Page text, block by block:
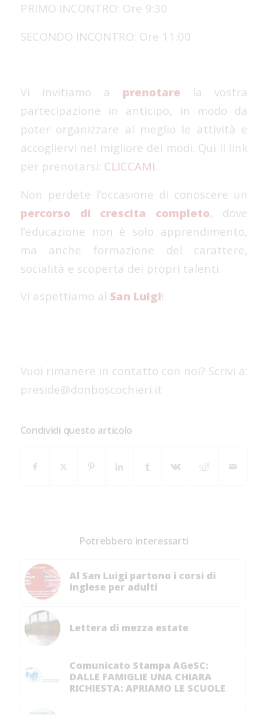
PRIMO INCONTRO: Ore 9:30
SECONDO INCONTRO: Ore 11:00
Vi invitiamo a prenotare la vostra
partecipazione in anticipo, in modo da
poter organizzare al meglio le attività e
accogliervi nel migliore dei modi. Qui il link
per prenotarsi: CLICCAMI.
Non perdete l’occasione di conoscere un
percorso di crescita completo, dove
l’educazione non è solo apprendimento,
ma anche formazione del carattere,
socialità e scoperta dei propri talenti.
Vi aspettiamo al San Luigi!
Vuoi rimanere in contatto con noi? Scrivi a:
preside@donboscochieri.it
Condividi questo articolo
Potrebbero interessarti
Al San Luigi partono i corsi di
inglese per adulti
Lettera di mezza estate
Comunicato Stampa AGeSC:
DALLE FAMIGLIE UNA CHIARA
RICHIESTA: APRIAMO LE SCUOLE